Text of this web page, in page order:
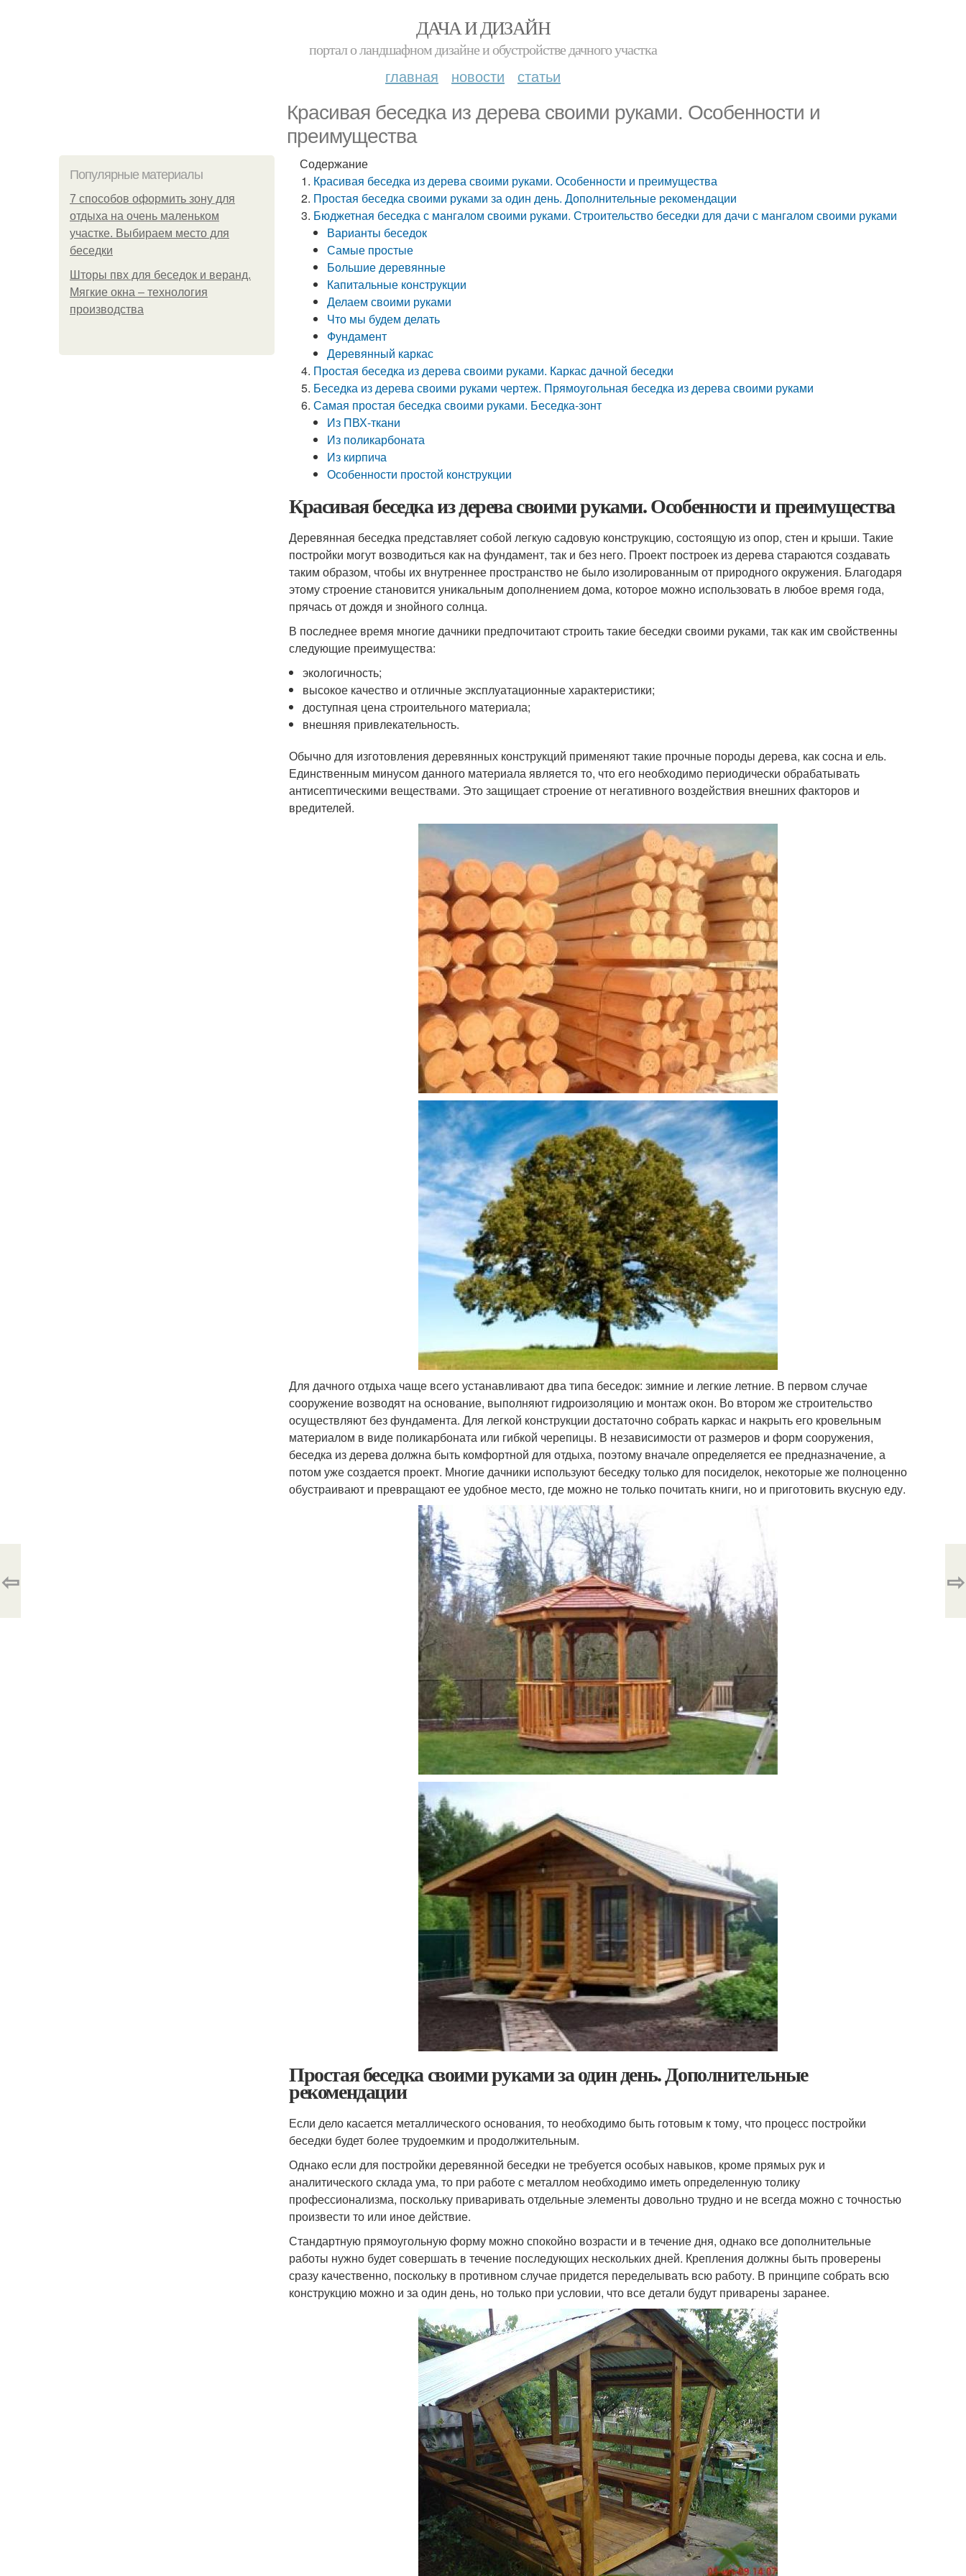
ДАЧА И ДИЗАЙН
портал о ландшафном дизайне и обустройстве дачного участка
главная новости статьи
Красивая беседка из дерева своими руками. Особенности и
преимущества
Популярные материалы
7 способов оформить зону для
отдыха на очень маленьком
участке. Выбираем место для
беседки
Шторы пвх для беседок и веранд.
Мягкие окна – технология
производства
Содержание
Красивая беседка из дерева своими руками. Особенности и преимущества
Простая беседка своими руками за один день. Дополнительные рекомендации
Бюджетная беседка с мангалом своими руками. Строительство беседки для дачи с мангалом своими руками
Варианты беседок
Самые простые
Большие деревянные
Капитальные конструкции
Делаем своими руками
Что мы будем делать
Фундамент
Деревянный каркас
Простая беседка из дерева своими руками. Каркас дачной беседки
Беседка из дерева своими руками чертеж. Прямоугольная беседка из дерева своими руками
Самая простая беседка своими руками. Беседка-зонт
Из ПВХ-ткани
Из поликарбоната
Из кирпича
Особенности простой конструкции
Красивая беседка из дерева своими руками. Особенности и преимущества
Деревянная беседка представляет собой легкую садовую конструкцию, состоящую из опор, стен и крыши. Такие
постройки могут возводиться как на фундамент, так и без него. Проект построек из дерева стараются создавать
таким образом, чтобы их внутреннее пространство не было изолированным от природного окружения. Благодаря
этому строение становится уникальным дополнением дома, которое можно использовать в любое время года,
прячась от дождя и знойного солнца.
В последнее время многие дачники предпочитают строить такие беседки своими руками, так как им свойственны
следующие преимущества:
экологичность;
высокое качество и отличные эксплуатационные характеристики;
доступная цена строительного материала;
внешняя привлекательность.
Обычно для изготовления деревянных конструкций применяют такие прочные породы дерева, как сосна и ель.
Единственным минусом данного материала является то, что его необходимо периодически обрабатывать
антисептическими веществами. Это защищает строение от негативного воздействия внешних факторов и
вредителей.
Для дачного отдыха чаще всего устанавливают два типа беседок: зимние и легкие летние. В первом случае
сооружение возводят на основание, выполняют гидроизоляцию и монтаж окон. Во втором же строительство
осуществляют без фундамента. Для легкой конструкции достаточно собрать каркас и накрыть его кровельным
материалом в виде поликарбоната или гибкой черепицы. В независимости от размеров и форм сооружения,
беседка из дерева должна быть комфортной для отдыха, поэтому вначале определяется ее предназначение, а
потом уже создается проект. Многие дачники используют беседку только для посиделок, некоторые же полноценно
обустраивают и превращают ее удобное место, где можно не только почитать книги, но и приготовить вкусную еду.
Простая беседка своими руками за один день. Дополнительные
рекомендации
Если дело касается металлического основания, то необходимо быть готовым к тому, что процесс постройки
беседки будет более трудоемким и продолжительным.
Однако если для постройки деревянной беседки не требуется особых навыков, кроме прямых рук и
аналитического склада ума, то при работе с металлом необходимо иметь определенную толику
профессионализма, поскольку приваривать отдельные элементы довольно трудно и не всегда можно с точностью
произвести то или иное действие.
Стандартную прямоугольную форму можно спокойно возрасти и в течение дня, однако все дополнительные
работы нужно будет совершать в течение последующих нескольких дней. Крепления должны быть проверены
сразу качественно, поскольку в противном случае придется переделывать всю работу. В принципе собрать всю
конструкцию можно и за один день, но только при условии, что все детали будут приварены заранее.
⇦ ⇨